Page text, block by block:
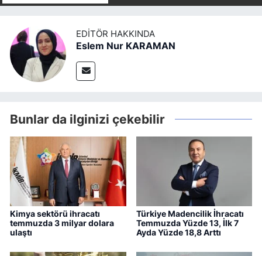
EDITÖR HAKKINDA
Eslem Nur KARAMAN
Bunlar da ilginizi çekebilir
Kimya sektörü ihracatı
temmuzda 3 milyar dolara
ulaştı
Türkiye Madencilik İhracatı
Temmuzda Yüzde 13, İlk 7
Ayda Yüzde 18,8 Arttı